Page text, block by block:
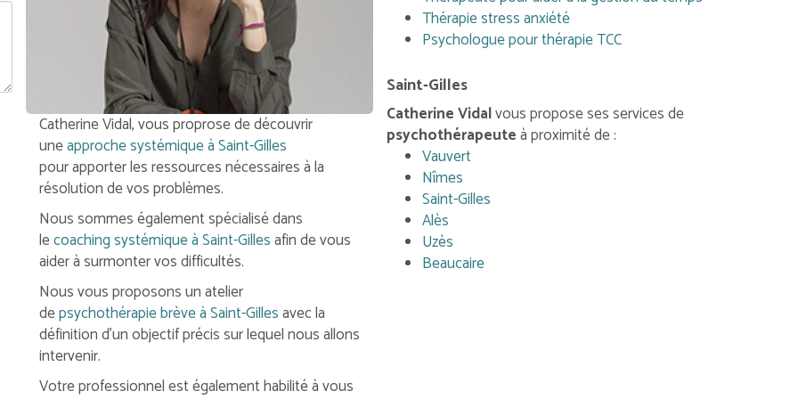
Catherine Vidal, vous proprose de découvrir
uneapproche systémique à Saint-Gilles
pour apporter les ressources nécessaires à la
résolution de vos problèmes.
Nous sommes également spécialisé dans
lecoaching systémique à Saint-Gillesafin de vous
aider à surmonter vos difficultés.
Nous vous proposons un atelier
depsychothérapie brève à Saint-Gillesavec la
définition d'un objectif précis sur lequel nous allons
intervenir.
Votre professionnel est également habilité à vous
Thérapie stress anxiété
Psychologue pour thérapie TCC
Saint-Gilles
Catherine Vidalvous propose ses services de
psychothérapeuteà proximité de :
Vauvert
Nîmes
Saint-Gilles
Alès
Uzès
Beaucaire